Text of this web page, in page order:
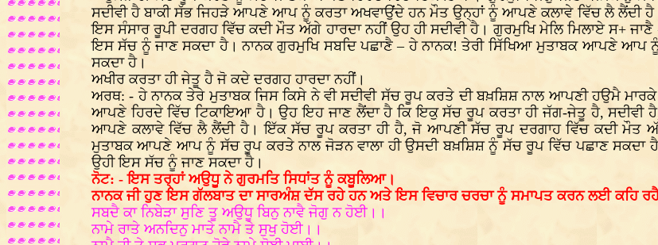
ਸਦੀਵੀ ਹੈ ਬਾਕੀ ਸੱਭ ਜਿਹੜੇ ਆਪਣੇ ਆਪ ਨੂੰ ਕਰਤਾ ਅਖਵਾਉਂਦੇ ਹਨ ਮੌਤ ਉਨ੍ਹਾਂ ਨੂੰ ਆਪਣੇ ਕਲਾਵੇ ਵਿੱਚ ਲੈ ਲੈਂਦੀ
ਇਸ ਸੰਸਾਰ ਰੂਪੀ ਦਰਗਹ ਵਿੱਚ ਕਦੀ ਮੌਤ ਅੱਗੇ ਹਾਰਦਾ ਨਹੀਂ ਉਹ ਹੀ ਸਦੀਵੀ ਹੈ। ਗੁਰਮੁਖਿ ਮੇਲਿ ਮਿਲਾਏ ਸ+
ਇਸ ਸੱਚ ਨੂੰ ਜਾਣ ਸਕਦਾ ਹੈ। ਨਾਨਕ ਗੁਰਮੁਖਿ ਸਬਦਿ ਪਛਾਣੈ – ਹੇ ਨਾਨਕ! ਤੇਰੀ ਸਿੱਖਿਆ ਮੁਤਾਬਕ ਆਪਣੇ ਆਪ
ਸਕਦਾ ਹੈ।
ਅਖੀਰ ਕਰਤਾ ਹੀ ਜੇਤੂ ਹੈ ਜੋ ਕਦੇ ਦਰਗਹ ਹਾਰਦਾ ਨਹੀਂ।
ਅਰਥ: - ਹੇ ਨਾਨਕ ਤੇਰੇ ਮੁਤਾਬਕ ਜਿਸ ਕਿਸੇ ਨੇ ਵੀ ਸਦੀਵੀ ਸੱਚ ਰੂਪ ਕਰਤੇ ਦੀ ਬਖ਼ਸ਼ਿਸ਼ ਨਾਲ ਆਪਣੀ ਹਉਮੈ
ਆਪਣੇ ਹਿਰਦੇ ਵਿੱਚ ਟਿਕਾਇਆ ਹੈ। ਉਹ ਇਹ ਜਾਣ ਲੈਂਦਾ ਹੈ ਕਿ ਇਕੁ ਸੱਚ ਰੂਪ ਕਰਤਾ ਹੀ ਜੱਗ-ਜੇਤੂ ਹੈ,
ਆਪਣੇ ਕਲਾਵੇ ਵਿੱਚ ਲੈ ਲੈਂਦੀ ਹੈ। ਇੱਕ ਸੱਚ ਰੂਪ ਕਰਤਾ ਹੀ ਹੈ, ਜੋ ਆਪਣੀ ਸੱਚ ਰੂਪ ਦਰਗਾਹ ਵਿੱਚ ਕਦੀ ਮੌਤ ਅੱਗੇ
ਮੁਤਾਬਕ ਆਪਣੇ ਆਪ ਨੂੰ ਸੱਚ ਰੂਪ ਕਰਤੇ ਨਾਲ ਜੋੜਨ ਵਾਲਾ ਹੀ ਉਸਦੀ ਬਖ਼ਸ਼ਿਸ਼ ਨੂੰ ਸੱਚ ਰੂਪ ਵਿੱਚ ਪਛਾਣ
ਉਹੀ ਇਸ ਸੱਚ ਨੂੰ ਜਾਣ ਸਕਦਾ ਹੈ।
ਨੋਟ: - ਇਸ ਤਰ੍ਹਾਂ ਅਉਧੂ ਨੇ ਗੁਰਮਤਿ ਸਿਧਾਂਤ ਨੂੰ ਕਬੂਲਿਆ।
ਨਾਨਕ ਜੀ ਹੁਣ ਇਸ ਗੱਲਬਾਤ ਦਾ ਸਾਰਅੰਸ਼ ਦੱਸ ਰਹੇ ਹਨ ਅਤੇ ਇਸ ਵਿਚਾਰ ਚਰਚਾ ਨੂੰ ਸਮਾਪਤ ਕਰਨ ਲਈ ਕਹਿ
ਸਬਦੈ ਕਾ ਨਿਬੇੜਾ ਸੁਣਿ ਤੂ ਅਉਧੂ ਬਿਨੁ ਨਾਵੈ ਜੋਗੁ ਨ ਹੋਈ।।
ਨਾਮੇ ਰਾਤੇ ਅਨਦਿਨੁ ਮਾਤੇ ਨਾਮੈ ਤੇ ਸੁਖੁ ਹੋਈ।।